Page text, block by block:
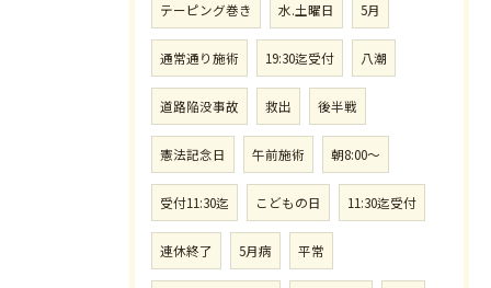
テーピング巻き 水.土曜日 5月
通常通り施術 19:30迄受付 八潮
道路陥没事故 救出 後半戦
憲法記念日 午前施術 朝8:00〜
受付11:30迄 こどもの日 11:30迄受付
連休終了 5月病 平常